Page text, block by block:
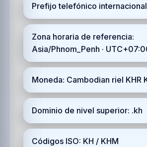
Prefijo telefónico
Zona horaria de referencia:
Asia/Phnom_Penh ·
Moneda: Cambodian riel KHR
Dominio de nivel superior: .kh
Códigos ISO: KH / KHM